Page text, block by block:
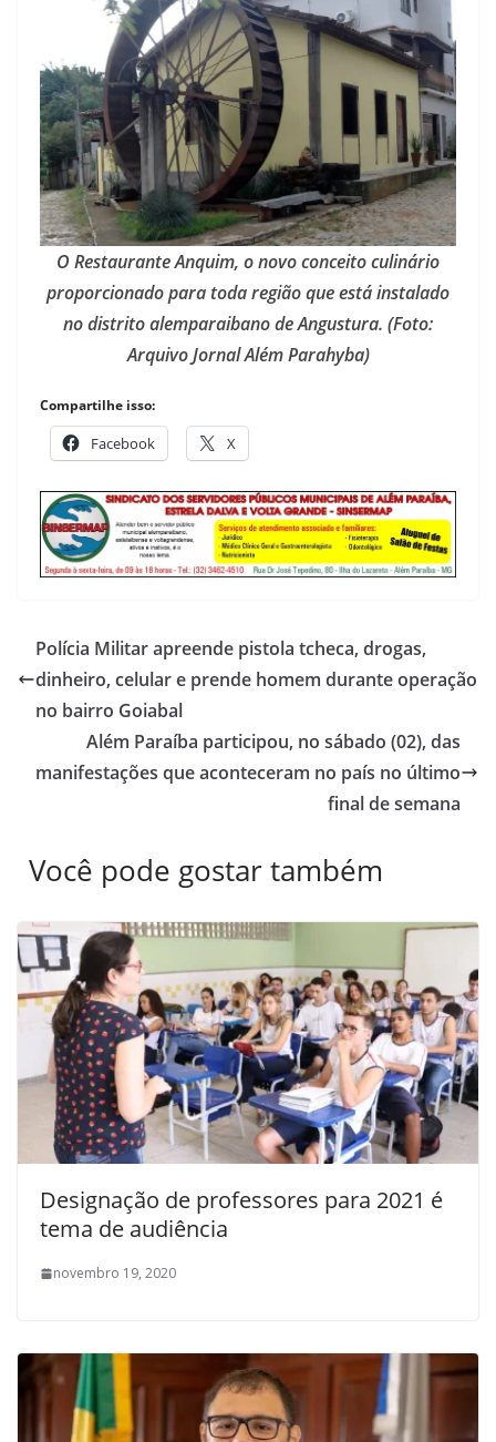
O Restaurante Anquim, o novo conceito culinário
proporcionado para toda região que está instalado
no distrito alemparaibano de Angustura. (Foto:
Arquivo Jornal Além Parahyba)
Compartilhe isso:
Facebook X
Polícia Militar apreende pistola tcheca, drogas,
dinheiro, celular e prende homem durante operação
no bairro Goiabal
Além Paraíba participou, no sábado (02), das
manifestações que aconteceram no país no último
final de semana
Você pode gostar também
Designação de professores para 2021 é
tema de audiência
novembro 19, 2020